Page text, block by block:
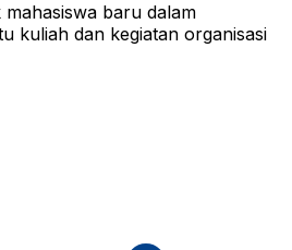
baru dalam
kuliah dan kegiatan organisasi